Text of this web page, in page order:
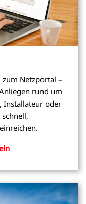
Netzportal –
rund um
Installateur oder